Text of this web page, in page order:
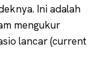
Ini adalah
mengukur
lancar (current